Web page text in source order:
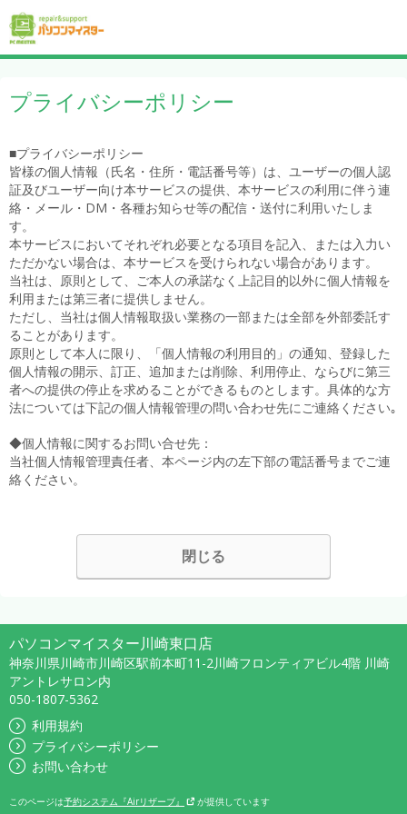
プライバシーポリシー
■プライバシーポリシー
皆様の個人情報（氏名・住所・電話番号等）は、ユーザーの個人認
証及びユーザー向け本サービスの提供、本サービスの利用に伴う連
絡・メール・DM・各種お知らせ等の配信・送付に利用いたしま
す。
本サービスにおいてそれぞれ必要となる項目を記入、または入力い
ただかない場合は、本サービスを受けられない場合があります。
当社は、原則として、ご本人の承諾なく上記目的以外に個人情報を
利用または第三者に提供しません。
ただし、当社は個人情報取扱い業務の一部または全部を外部委託す
ることがあります。
原則として本人に限り、「個人情報の利用目的」の通知、登録した
個人情報の開示、訂正、追加または削除、利用停止、ならびに第三
者への提供の停止を求めることができるものとします。具体的な方
法については下記の個人情報管理の問い合わせ先にご連絡ください｡
◆個人情報に関するお問い合せ先：
当社個人情報管理責任者、本ページ内の左下部の電話番号までご連
絡ください。
閉じる
パソコンマイスター川崎東口店
神奈川県川崎市川崎区駅前本町11-2川崎フロンティアビル4階 川崎
アントレサロン内
050-1807-5362
利用規約
プライバシーポリシー
お問い合わせ
このページは予約システム『Airリザーブ』 が提供しています